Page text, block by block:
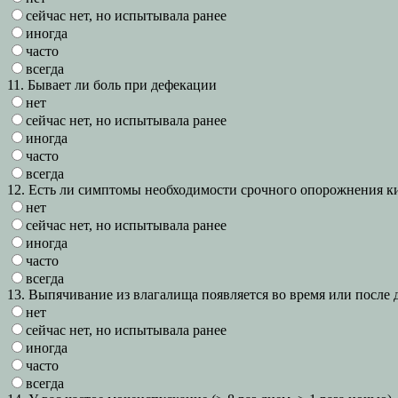
сейчас нет, но испытывала ранее
иногда
часто
всегда
11. Бывает ли боль при дефекации
нет
сейчас нет, но испытывала ранее
иногда
часто
всегда
12. Есть ли симптомы необходимости срочного опорожнения
нет
сейчас нет, но испытывала ранее
иногда
часто
всегда
13. Выпячивание из влагалища появляется во время или после
нет
сейчас нет, но испытывала ранее
иногда
часто
всегда